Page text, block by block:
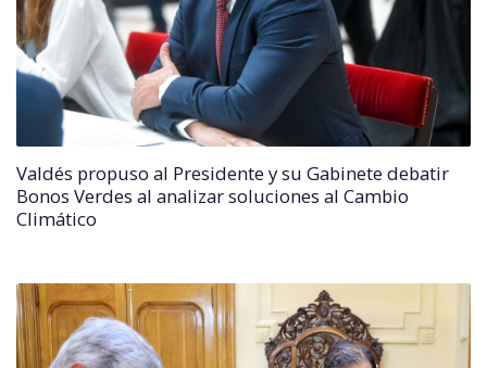
Valdés propuso al Presidente y su Gabinete debatir
Bonos Verdes al analizar soluciones al Cambio
Climático